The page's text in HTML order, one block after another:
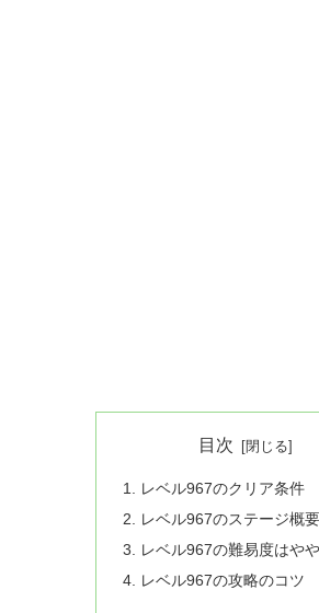
目次
レベル967のクリア条件
レベル967のステージ概要
レベル967の難易度はや
レベル967の攻略のコツ